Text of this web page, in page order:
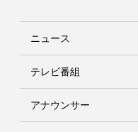
ニュース
テレビ番組
アナウンサー